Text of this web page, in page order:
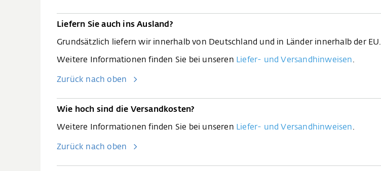
Liefern Sie auch ins Ausland?
Grundsätzlich liefern wir innerhalb von Deutschland und in Länder innerhalb der EU.
Weitere Informationen finden Sie bei unseren Liefer- und Versandhinweisen.
Zurück nach oben
Wie hoch sind die Versandkosten?
Weitere Informationen finden Sie bei unseren Liefer- und Versandhinweisen.
Zurück nach oben